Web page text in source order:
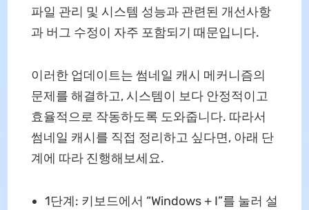
파일 관리 및 시스템 성능과 관련된 개선사항
과 버그 수정이 자주 포함되기 때문입니다.
이러한 업데이트는 썸네일 캐시 메커니즘의
문제를 해결하고, 시스템이 보다 안정적이고
효율적으로 작동하도록 도와줍니다. 따라서
썸네일 캐시를 직접 정리하고 싶다면, 아래 단
계에 따라 진행해보세요.
1단계: 키보드에서 “Windows + I”를 눌러 설